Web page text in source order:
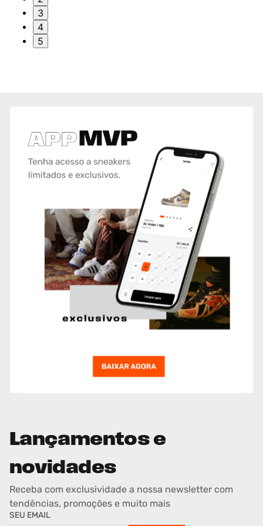
3
4
5
Lançamentos e
novidades
Receba com exclusividade a nossa newsletter com
tendências, promoções e muito mais
SEU EMAIL